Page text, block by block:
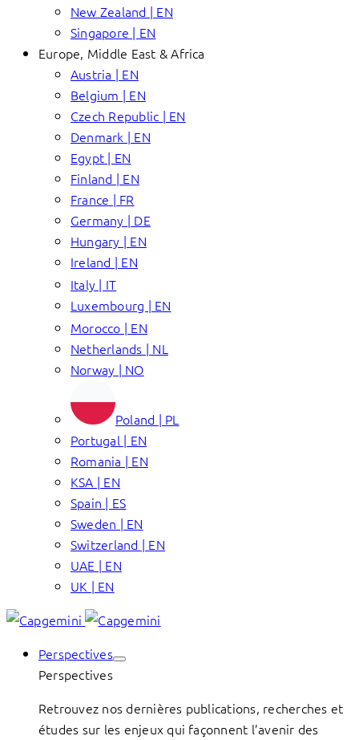
New Zealand | EN
Singapore | EN
Europe, Middle East & Africa
Austria | EN
Belgium | EN
Czech Republic | EN
Denmark | EN
Egypt | EN
Finland | EN
France | FR
Germany | DE
Hungary | EN
Ireland | EN
Italy | IT
Luxembourg | EN
Morocco | EN
Netherlands | NL
Norway | NO
Poland | PL
Portugal | EN
Romania | EN
KSA | EN
Spain | ES
Sweden | EN
Switzerland | EN
UAE | EN
UK | EN
Perspectives
Perspectives
Retrouvez nos dernières publications, recherches et
études sur les enjeux qui façonnent l’avenir des